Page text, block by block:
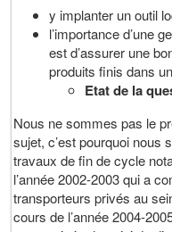
y implanter un outil
l’importance d’une
est d’assurer une
produits finis dans
Etat de la
Nous ne sommes pas le
sujet, c’est pourquoi nous
travaux de fin de cycle
l’année 2002-2003 qui a
transporteurs privés au
cours de l’année 2004-